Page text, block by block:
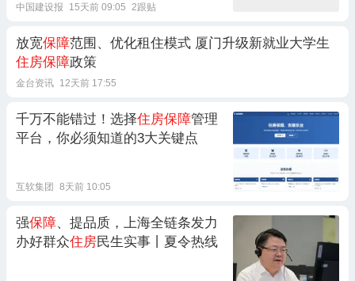
中国建设报 15天前 09:05 2跟贴
放宽保障范围、优化租住模式 厦门升级新就业大学生
住房保障政策
金台资讯 12天前 17:55
千万不能错过！选择住房保障管理
平台，你必须知道的3大关键点
互软集团 8天前 10:05
强保障、提品质，上海全链条发力
办好群众住房民生实事丨夏令热线